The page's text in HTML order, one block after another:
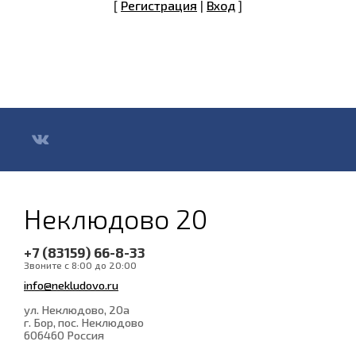
[ Регистрация | Вход ]
Неклюдово 20
+7 (83159) 66-8-33
Звоните с 8:00 до 20:00
info@nekludovo.ru
ул. Неклюдово, 20а
г. Бор, пос. Неклюдово
606460 Россия